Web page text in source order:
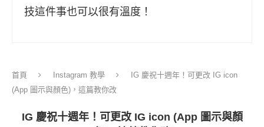
技這件事也可以很有溫度！
首頁 Instagram 教學
IG 慶祝十週年！可更改 IG icon
(App 圖示與顏色)，這篇教你改
IG 慶祝十週年！可更改 IG icon (App 圖示與顏